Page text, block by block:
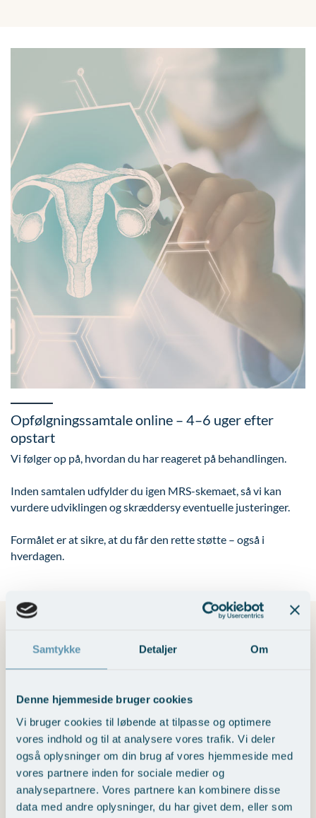
Samtykke Detaljer Om
Denne hjemmeside bruger cookies
Vi bruger cookies til løbende at tilpasse og optimere
vores indhold og til at analysere vores trafik. Vi deler
også oplysninger om din brug af vores hjemmeside med
vores partnere inden for sociale medier og
analysepartnere. Vores partnere kan kombinere disse
data med andre oplysninger, du har givet dem, eller som
Opfølgningssamtale online – 4–6 uger efter
opstart
Vi følger op på, hvordan du har reageret på behandlingen.
Inden samtalen udfylder du igen MRS-skemaet, så vi kan
vurdere udviklingen og skræddersy eventuelle justeringer.
Formålet er at sikre, at du får den rette støtte – også i
hverdagen.